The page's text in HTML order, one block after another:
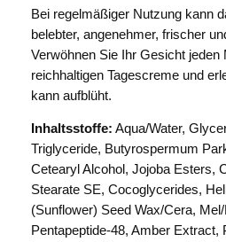
R
o
y
a
l
I
m
p
e
r
i
Bei regelmäßiger Nutzung kann
belebter, angenehmer, frischer
Verwöhnen Sie Ihr Gesicht jeden
reichhaltigen Tagescreme und
kann aufblüht.
Inhaltsstoffe: Aqua/Water,
Triglyceride, Butyrospermum
Cetearyl Alcohol, Jojoba Esters,
Stearate SE, Cocoglycerides,
(Sunflower) Seed Wax/Cera,
Pentapeptide-48, Amber Extract,